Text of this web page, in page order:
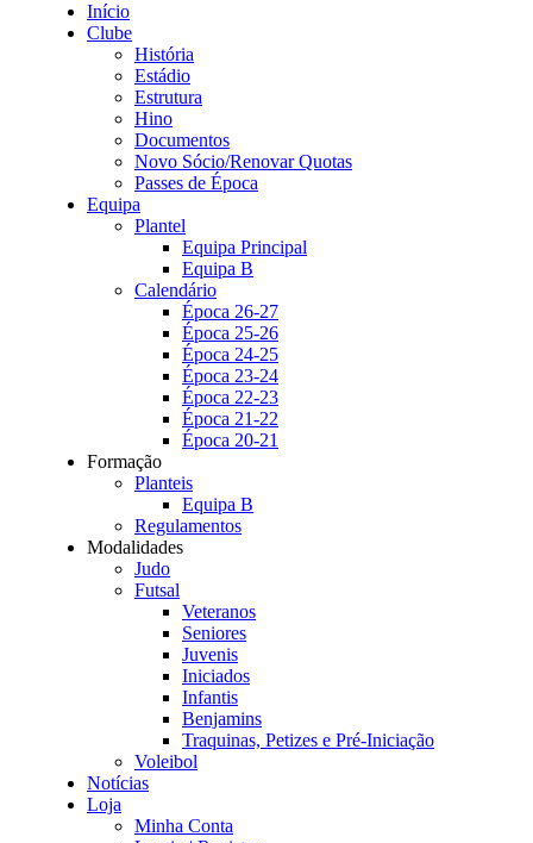
Início
Clube
História
Estádio
Estrutura
Hino
Documentos
Novo Sócio/Renovar Quotas
Passes de Época
Equipa
Plantel
Equipa Principal
Equipa B
Calendário
Época 26-27
Época 25-26
Época 24-25
Época 23-24
Época 22-23
Época 21-22
Época 20-21
Formação
Planteis
Equipa B
Regulamentos
Modalidades
Judo
Futsal
Veteranos
Seniores
Juvenis
Iniciados
Infantis
Benjamins
Traquinas, Petizes e Pré-Iniciação
Voleibol
Notícias
Loja
Minha Conta